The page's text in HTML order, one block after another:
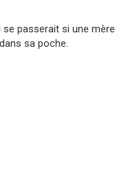
passerait si une mère
sa poche.